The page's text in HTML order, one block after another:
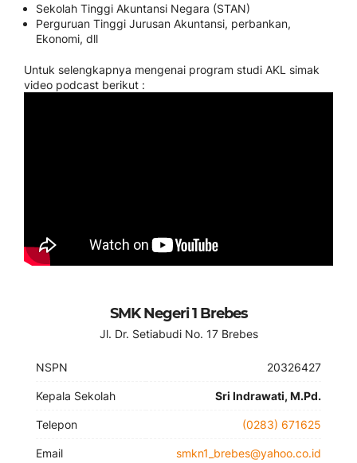
Sekolah Tinggi Akuntansi Negara (STAN)
Perguruan Tinggi Jurusan Akuntansi, perbankan,
Ekonomi, dll
Untuk selengkapnya mengenai program studi AKL simak
video podcast berikut :
SMK Negeri 1 Brebes
Jl. Dr. Setiabudi No. 17 Brebes
NSPN 20326427
Kepala Sekolah Sri Indrawati, M.Pd.
Telepon (0283) 671625
Email smkn1_brebes@yahoo.co.id